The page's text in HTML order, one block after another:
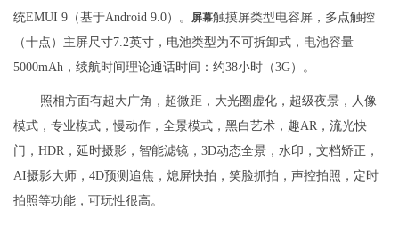
统EMUI 9（基于Android 9.0）。
屏幕触摸屏类型电容屏，多点触控
（十点）主屏尺寸7.2英寸，电池类型为不可拆卸式，电池容量
5000mAh，续航时间理论通话时间：约38小时（3G）。
照相方面有超大广角，超微距，大光圈虚化，超级夜景，人像
模式，专业模式，慢动作，全景模式，黑白艺术，趣AR，流光快
门，HDR，延时摄影，智能滤镜，3D动态全景，水印，文档矫正，
AI摄影大师，4D预测追焦，熄屏快拍，笑脸抓拍，声控拍照，定时
拍照等功能，可玩性很高。